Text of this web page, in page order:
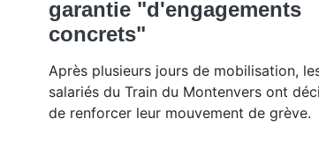
garantie "d'engagements
concrets"
Après plusieurs jours de mobilisation,
salariés du Train du Montenvers ont
de renforcer leur mouvement de grève.